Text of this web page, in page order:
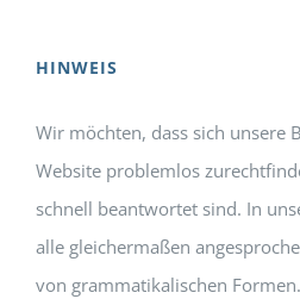
HINWEIS
Wir möchten, dass sich unsere
Website problemlos
schnell beantwortet sind. In
alle gleichermaßen
von grammatikalischen